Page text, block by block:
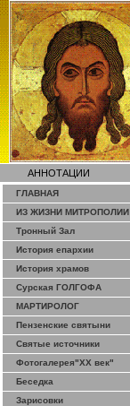
АННОТАЦИИ
ГЛАВНАЯ
ИЗ ЖИЗНИ МИТРОПОЛИИ
Тронный Зал
История епархии
История храмов
Сурская ГОЛГОФА
МАРТИРОЛОГ
Пензенские святыни
Святые источники
Фотогалерея"ХХ век"
Беседка
Зарисовки